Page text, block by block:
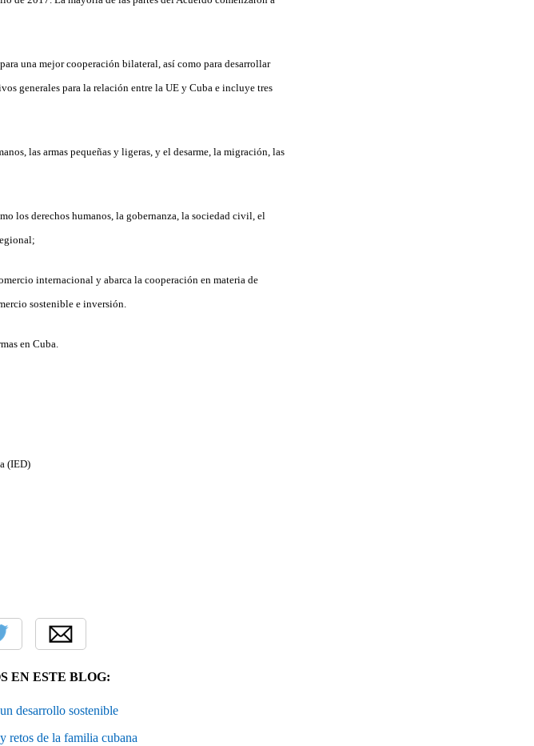
una mejor cooperación bilateral, así como para desarrollar
generales para la relación entre la UE y Cuba e incluye tres
las armas pequeñas y ligeras, y el desarme, la migración, las
los derechos humanos, la gobernanza, la sociedad civil, el
internacional y abarca la cooperación en materia de
sostenible e inversión.
en Cuba.
(IED)
EN ESTE BLOG:
desarrollo sostenible
retos de la familia cubana